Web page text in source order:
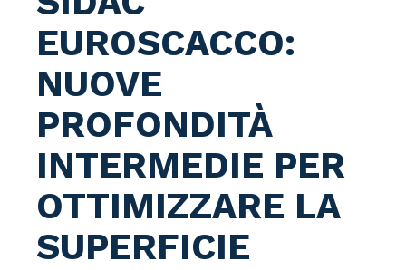
EUROSCACCO:
NUOVE
PROFONDITÀ
INTERMEDIE PER
OTTIMIZZARE LA
SUPERFICIE